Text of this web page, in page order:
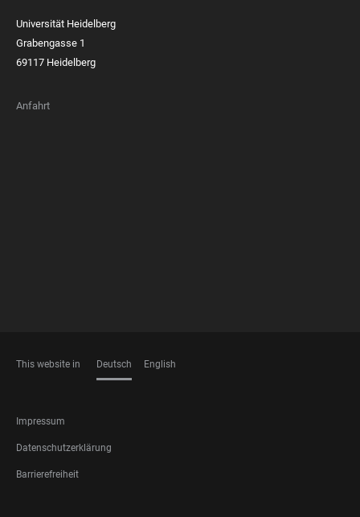
Universität Heidelberg
Grabengasse 1
69117 Heidelberg
Anfahrt
This website in Deutsch English
FOOTER
LEGAL
Impressum
Datenschutzerklärung
Barrierefreiheit